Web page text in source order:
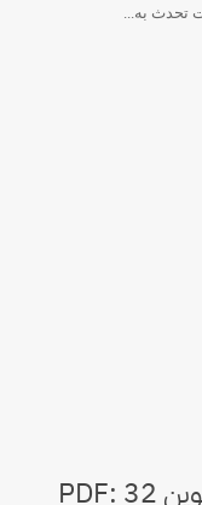
تحدث به...
تحميل كراسة تعلم الحروف مع التلوين PDF: 32